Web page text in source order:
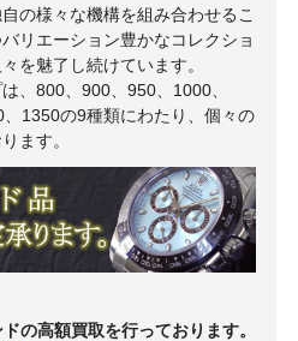
の様々な機構を組み合わせるこ
リエーション豊かなコレクショ
を魅了し続けています。
、800、900、950、1000、
1350の9種類にわたり、個々の
ます。
の高額買取を行っております。